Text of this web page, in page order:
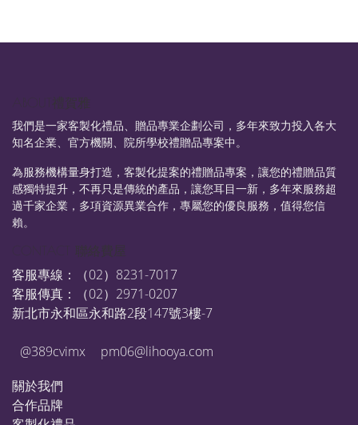
ABOUT禮賀雅
我們是一家客製化禮品、贈品專業企劃公司，多年來致力投入各大
知名企業、官方機關、院所學校禮贈品專案中。
為服務機構量身打造，客製化提案的禮贈品專案，讓您的禮贈品質
感獨特提升，不再只是傳統的產品，讓您耳目一新，多年來服務超
過千家企業，多項資源異業合作，專屬您的優良服務，值得您信
賴。
CONTACT 聯絡費屋
客服專線：（02）8231-7017
客服傳真：（02）2971-0207
新北市永和區永和路2段147號3樓-7
@389cvimx
pm06@lihooya.com
關於我們
合作品牌